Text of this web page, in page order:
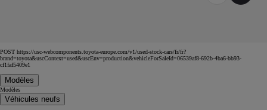
POST https://usc-webcomponents.toyota-europe.com/v1/used-stock-cars/fr/fr?
brand=toyota&uscContext=used&uscEnv=production&vehicleForSaleId=06539af8-692b-4ba6-bb93-
cf1faf5409e1
Modèles
Modèles
Véhicules neufs